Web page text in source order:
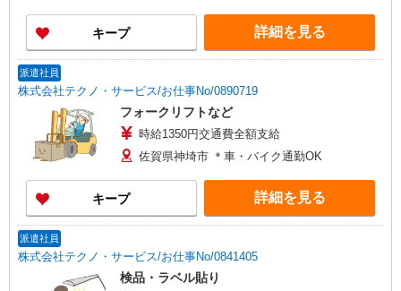
し）
キープ 詳細を見る
派遣社員
株式会社テクノ・サービス/お仕事No/0890719
フォークリフトなど
時給1350円交通費全額支給
佐賀県神埼市 ＊車・バイク通勤OK
キープ 詳細を見る
派遣社員
株式会社テクノ・サービス/お仕事No/0841405
検品・ラベル貼り